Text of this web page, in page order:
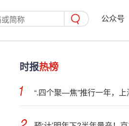
公众号
时报热榜